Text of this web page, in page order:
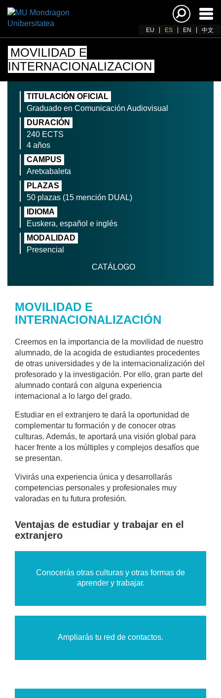
EU ES EN 中文
MOVILIDAD E
INTERNACIONALIZACION
TITULACIÓN OFICIAL
Graduado en Comunicación Audiovisual
DURACIÓN
240 ECTS
4 años
CAMPUS
Aretxabaleta
PLAZAS
50 plazas (15 mención DUAL)
IDIOMA
Euskera, español e inglés
MODALIDAD
Presencial
CATÁLOGO
MOVILIDAD E
INTERNACIONALIZACIÓN
Creemos en la importancia de la movilidad de nuestro
alumnado, de la acogida de estudiantes procedentes
de otras universidades y de la internacionalización del
profesorado y la investigación. Por ello, gran parte del
alumnado contará con alguna experiencia
internacional a lo largo del grado.
Estudiar en el extranjero te dará la oportunidad de
complementar tu formación y de conocer otras
culturas. Además, te aportará una visión global para
hacer frente a los múltiples y complejos desafíos que
se presentan.
Vivirás una experiencia única y desarrollarás
competencias personales y profesionales muy
valoradas en tu futura profesión.
Ventajas de estudiar y trabajar en el
extranjero
Conocerás otras culturas y otras formas de
aprender y trabajar.
Ampliarás tu red de contactos.